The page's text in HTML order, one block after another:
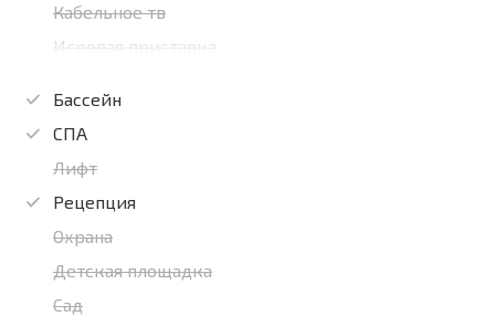
Кабельное тв
Игровая приставка
Бассейн
СПА
Лифт
Рецепция
Охрана
Детская площадка
Сад